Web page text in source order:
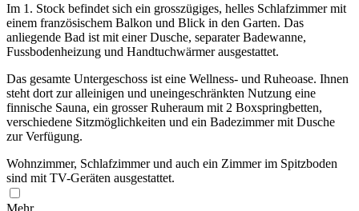
Im 1. Stock befindet sich ein grosszügiges, helles Schlafzimmer mit
einem französischem Balkon und Blick in den Garten. Das
anliegende Bad ist mit einer Dusche, separater Badewanne,
Fussbodenheizung und Handtuchwärmer ausgestattet.
Das gesamte Untergeschoss ist eine Wellness- und Ruheoase. Ihnen
steht dort zur alleinigen und uneingeschränkten Nutzung eine
finnische Sauna, ein grosser Ruheraum mit 2 Boxspringbetten,
verschiedene Sitzmöglichkeiten und ein Badezimmer mit Dusche
zur Verfügung.
Wohnzimmer, Schlafzimmer und auch ein Zimmer im Spitzboden
sind mit TV-Geräten ausgestattet.
Mehr